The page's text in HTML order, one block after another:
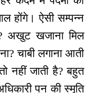
होंगे। ऐसी सम्पन्न
अखुट खजाना मिल
चाबी लगाना आती
नहीं जाती है? बहुत
पन की स्मृति